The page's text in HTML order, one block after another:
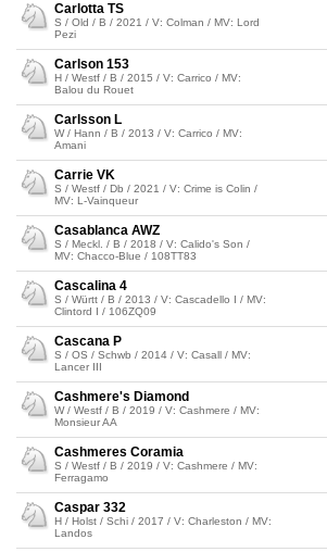
Carlotta TS
S / Old / B / 2021 / V: Colman / MV: Lord
Pezi
Carlson 153
H / Westf / B / 2015 / V: Carrico / MV:
Balou du Rouet
Carlsson L
W / Hann / B / 2013 / V: Carrico / MV:
Amani
Carrie VK
S / Westf / Db / 2021 / V: Crime is Colin /
MV: L-Vainqueur
Casablanca AWZ
S / Meckl. / B / 2018 / V: Calido's Son /
MV: Chacco-Blue / 108TT83
Cascalina 4
S / Württ / B / 2013 / V: Cascadello I / MV:
Clintord I / 106ZQ09
Cascana P
S / OS / Schwb / 2014 / V: Casall / MV:
Lancer III
Cashmere's Diamond
W / Westf / B / 2019 / V: Cashmere / MV:
Monsieur AA
Cashmeres Coramia
S / Westf / B / 2019 / V: Cashmere / MV:
Ferragamo
Caspar 332
H / Holst / Schi / 2017 / V: Charleston / MV:
Landos